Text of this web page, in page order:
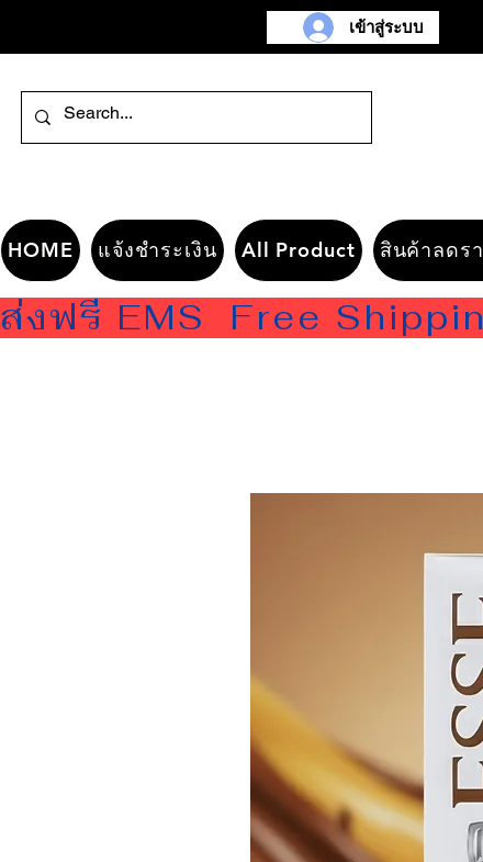
เข้าสู่ระบบ
HOME แจ้งชำระเงิน All Product สินค้าลดร
ส่งฟรี EMS  Free